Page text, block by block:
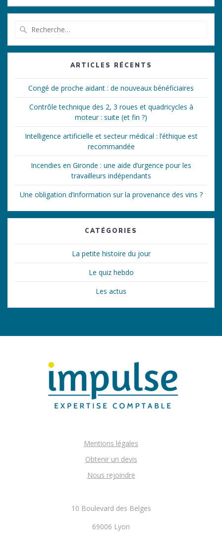
:
ARTICLES RÉCENTS
Congé de proche aidant : de nouveaux bénéficiaires
Contrôle technique des 2, 3 roues et quadricycles à
moteur : suite (et fin ?)
Intelligence artificielle et secteur médical : l’éthique est
recommandée
Incendies en Gironde : une aide d’urgence pour les
travailleurs indépendants
Une obligation d’information sur la provenance des vins ?
CATÉGORIES
La petite histoire du jour
Le quiz hebdo
Les actus
Mentions légales
Obtenir un devis
Nous rejoindre
10 Boulevard des Belges
69006 Lyon